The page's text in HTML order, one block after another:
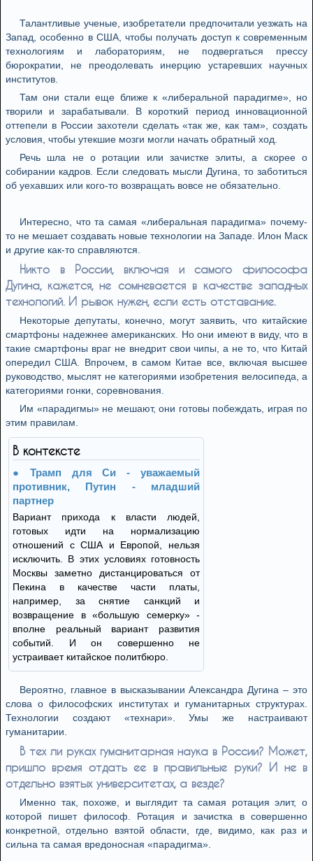
Талантливые ученые, изобретатели предпочитали уезжать на
Запад, особенно в США, чтобы получать доступ к современным
технологиям и лабораториям, не подвергаться прессу
бюрократии, не преодолевать инерцию устаревших научных
институтов.
Там они стали еще ближе к «либеральной парадигме», но
творили и зарабатывали. В короткий период инновационной
оттепели в России захотели сделать «так же, как там», создать
условия, чтобы утекшие мозги могли начать обратный ход.
Речь шла не о ротации или зачистке элиты, а скорее о
собирании кадров. Если следовать мысли Дугина, то заботиться
об уехавших или кого-то возвращать вовсе не обязательно.
Интересно, что та самая «либеральная парадигма» почему-
то не мешает создавать новые технологии на Западе. Илон Маск
и другие как-то справляются.
Никто в России, включая и самого философа
Дугина, кажется, не сомневается в качестве западных
технологий. И рывок нужен, если есть отставание.
Некоторые депутаты, конечно, могут заявить, что китайские
смартфоны надежнее американских. Но они имеют в виду, что в
такие смартфоны враг не внедрит свои чипы, а не то, что Китай
опередил США. Впрочем, в самом Китае все, включая высшее
руководство, мыслят не категориями изобретения велосипеда, а
категориями гонки, соревнования.
Им «парадигмы» не мешают, они готовы побеждать, играя по
этим правилам.
В контексте
Трамп для Си - уважаемый
противник, Путин - младший
партнер
Вариант прихода к власти людей,
готовых идти на нормализацию
отношений с США и Европой, нельзя
исключить. В этих условиях готовность
Москвы заметно дистанцироваться от
Пекина в качестве части платы,
например, за снятие санкций и
возвращение в «большую семерку» -
вполне реальный вариант развития
событий. И он совершенно не
устраивает китайское политбюро.
Вероятно, главное в высказывании Александра Дугина – это
слова о философских институтах и гуманитарных структурах.
Технологии создают «технари». Умы же настраивают
гуманитарии.
В тех ли руках гуманитарная наука в России? Может,
пришло время отдать ее в правильные руки? И не в
отдельно взятых университетах, а везде?
Именно так, похоже, и выглядит та самая ротация элит, о
которой пишет философ. Ротация и зачистка в совершенно
конкретной, отдельно взятой области, где, видимо, как раз и
сильна та самая вредоносная «парадигма».